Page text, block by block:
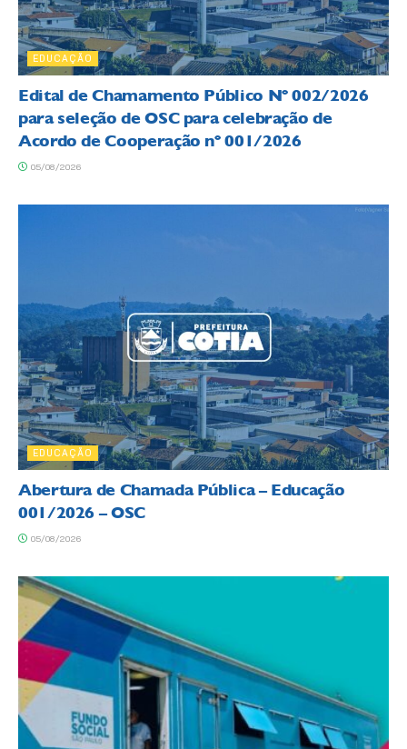
EDUCAÇÃO
Edital de Chamamento Público Nº 002/2026
para seleção de OSC para celebração de
Acordo de Cooperação nº 001/2026
05/08/2026
EDUCAÇÃO
Abertura de Chamada Pública – Educação
001/2026 – OSC
05/08/2026